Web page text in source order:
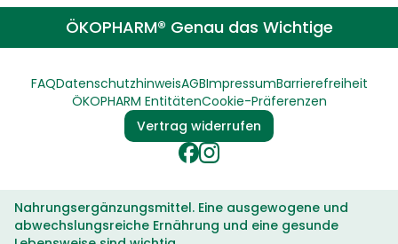
ÖKOPHARM® Genau das Wichtige
FAQDatenschutzhinweisAGBImpressumBarrierefreiheit
ÖKOPHARM EntitätenCookie-Präferenzen
Vertrag widerrufen
Nahrungsergänzungsmittel. Eine ausgewogene und
abwechslungsreiche Ernährung und eine gesunde